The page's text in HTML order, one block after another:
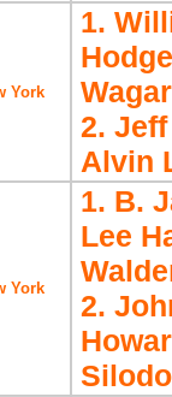
York
1.
Wagar
2.
Alvin
York
1. B.
Lee
2.